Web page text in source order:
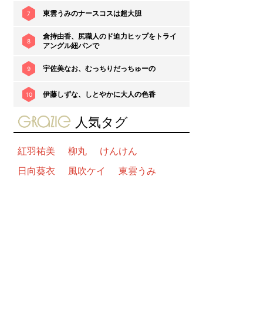
7 東雲うみのナースコスは超大胆
8
倉持由香、尻職人のド迫力ヒップをトライ
アングル紐パンで
9 宇佐美なお、むっちりだっちゅーの
10 伊藤しずな、しとやかに大人の色香
gravure-grazie
人気タグ
紅羽祐美 柳丸
けんけん
日向葵衣
風吹ケイ 東雲うみ